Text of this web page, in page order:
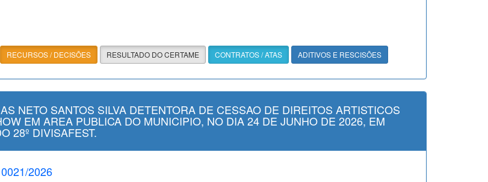
RECURSOS / DECISÕES RESULTADO DO CERTAME CONTRATOS / ATAS ADITIVOS E RESCISÕES
NETO SANTOS SILVA DETENTORA DE CESSAO DE DIREITOS ARTISTICOS
EM AREA PUBLICA DO MUNICIPIO, NO DIA 24 DE JUNHO DE 2026, EM
28º DIVISAFEST.
2026